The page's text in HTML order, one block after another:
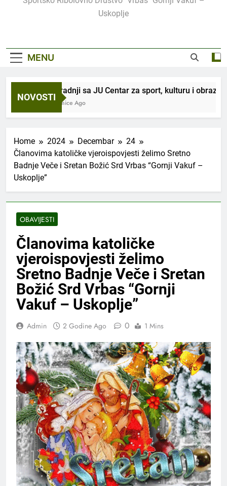
Uskoplje
MENU
NOVOSTI
U saradnji sa JU Centar za sport, kulturu i
2 Sedmice Ago
Home 2024 Decembar
24
Članovima katoličke vjeroispovjesti želimo Sretno
Badnje Veče i Sretan Božić Srd Vrbas “Gornji Vakuf –
Uskoplje”
OBAVIJESTI
Članovima katoličke
vjeroispovjesti želimo
Sretno Badnje Veče i Sretan
Božić Srd Vrbas “Gornji
Vakuf – Uskoplje”
Admin 2 Godine Ago 0 1 Mins